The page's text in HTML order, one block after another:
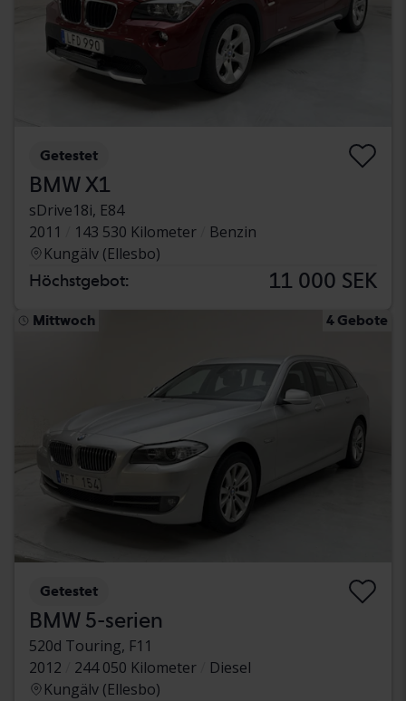
Getestet
BMW X1
sDrive18i, E84
2011
143 530 Kilometer
Benzin
Kungälv (Ellesbo)
Höchstgebot: 11 000 SEK
Mittwoch 4 Gebote
Getestet
BMW 5-serien
520d Touring, F11
2012
244 050 Kilometer
Diesel
Kungälv (Ellesbo)